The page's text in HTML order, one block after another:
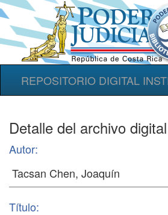
REPOSITORIO DIGITAL
Detalle del archivo digital
Autor:
Título: